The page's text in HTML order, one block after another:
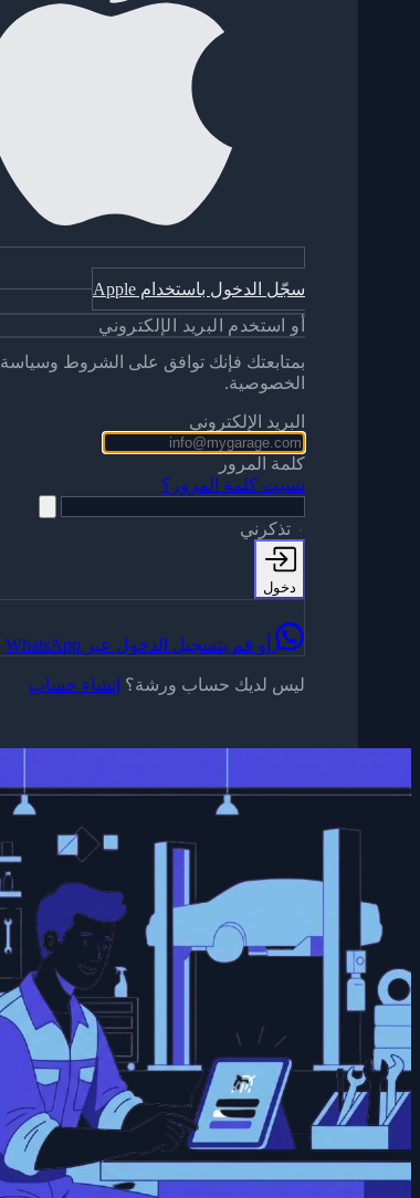
سجّل الدخول باستخدام Apple
أو استخدم البريد الإلكتروني
بمتابعتك فإنك توافق على الشروط وسياسة
الخصوصية.
البريد الإلكتروني
كلمة المرور
نسيت كلمة المرور؟
تذكرني
دخول
أو قم بتسجيل الدخول عبر WhatsApp
ليس لديك حساب ورشة؟ إنشاء حساب